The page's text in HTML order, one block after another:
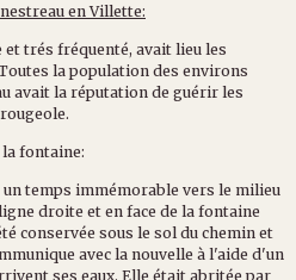
en Villette:
trés fréquenté, avait lieu les
la population des environs
avait la réputation de guérir les
la fontaine:
temps immémorable vers le milieu
droite et en face de la fontaine
conservée sous le sol du chemin et
avec la nouvelle à l'aide d'un
ses eaux. Elle était abritée par